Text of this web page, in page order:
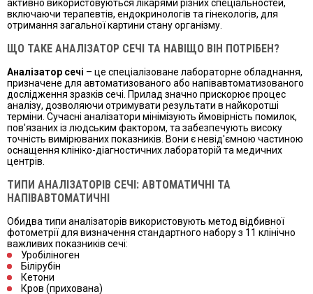
активно використовуються лікарями різних спеціальностей,
включаючи терапевтів, ендокринологів та гінекологів, для
отримання загальної картини стану організму.
ЩО ТАКЕ АНАЛІЗАТОР СЕЧІ ТА НАВІЩО ВІН ПОТРІБЕН?
Аналізатор сечі – це спеціалізоване лабораторне обладнання,
призначене для автоматизованого або напівавтоматизованого
дослідження зразків сечі. Прилад значно прискорює процес
аналізу, дозволяючи отримувати результати в найкоротші
терміни. Сучасні аналізатори мінімізують ймовірність помилок,
пов'язаних із людським фактором, та забезпечують високу
точність вимірюваних показників. Вони є невід'ємною частиною
оснащення клініко-діагностичних лабораторій та медичних
центрів.
ТИПИ АНАЛІЗАТОРІВ СЕЧІ: АВТОМАТИЧНІ ТА
НАПІВАВТОМАТИЧНІ
Обидва типи аналізаторів використовують метод відбивної
фотометрії для визначення стандартного набору з 11 клінічно
важливих показників сечі:
Уробіліноген
Білірубін
Кетони
Кров (прихована)